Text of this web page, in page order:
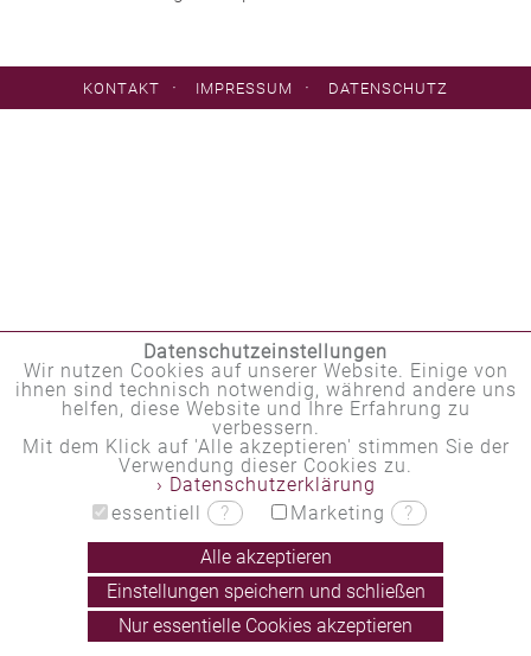
Datenschutzeinstellungen
Wir nutzen Cookies auf unserer Website. Einige von
ihnen sind technisch notwendig, während andere uns
helfen, diese Website und Ihre Erfahrung zu
verbessern.
Mit dem Klick auf 'Alle akzeptieren' stimmen Sie der
Verwendung dieser Cookies zu.
› Datenschutzerklärung
essentiell ? Marketing ?
Alle akzeptieren
Einstellungen speichern und schließen
Nur essentielle Cookies akzeptieren
KONTAKT · IMPRESSUM · DATENSCHUTZ